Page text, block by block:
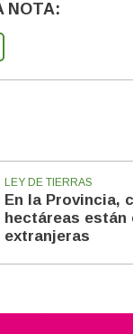
NOTA:
LEY DE TIERRAS
En la Provincia,
hectáreas están
extranjeras